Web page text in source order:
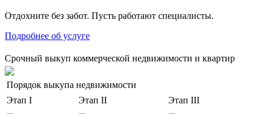
Отдохните без забот. Пусть работают специалисты.
Подробнее об услуге
Срочный выкуп коммерческой недвижимости и квартир
Порядок выкупа недвижимости
Этап I
Этап II Этап III